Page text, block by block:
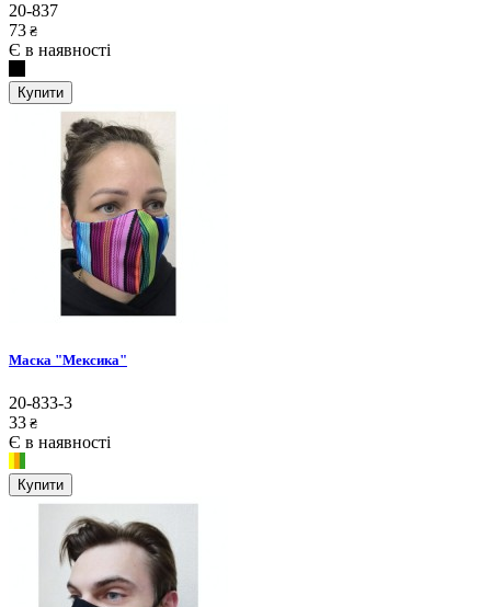
20-837
73 ₴
Є в наявності
Купити
Маска "Мексика"
20-833-3
33 ₴
Є в наявності
Купити